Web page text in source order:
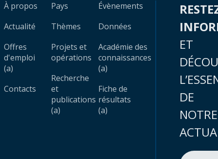
À propos
Actualité
Offres
d'emploi
(a)
Contacts
Pays
Thèmes
Projets et
opérations
Recherche
et
publications
(a)
Évènements
Données
Académie des
connaissances
(a)
Fiche de
résultats
(a)
ET
DE
NOTRE